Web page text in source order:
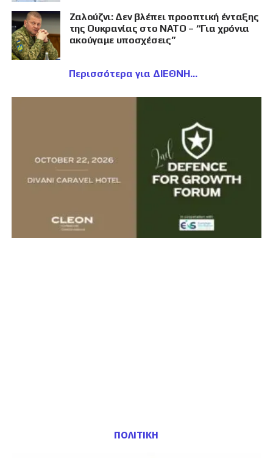
Ζαλούζνι: Δεν βλέπει προοπτική ένταξης
της Ουκρανίας στο ΝΑΤΟ – “Για χρόνια
ακούγαμε υποσχέσεις”
Περισσότερα για ΔΙΕΘΝΗ
ΠΟΛΙΤΙΚΗ